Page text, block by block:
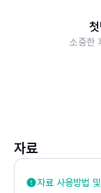
03 채널의 이해
[응용 예제] 흔
Chapter 03 이
[응용 예제] 모델
[응용 예제] 이벤
소중한
자료
자료 사용방법